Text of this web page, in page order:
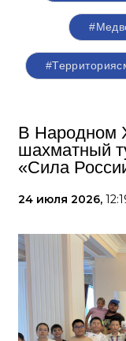
В Народном
шахматный
«Сила
24 июля 2026,